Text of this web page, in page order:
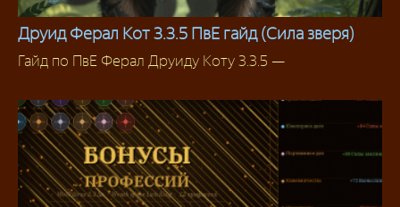
Друид
Друид Ферал Кот 3.3.5 ПвЕ гайд (Сила зверя)
Гайд по ПвЕ Ферал Друиду Коту 3.3.5 —